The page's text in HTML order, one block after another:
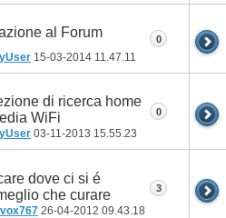
al Forum
15-03-2014 11.47.11
0
di ricerca home
WiFi
03-11-2013 15.55.23
0
dove ci si é
che curare
26-04-2012 09.43.18
3